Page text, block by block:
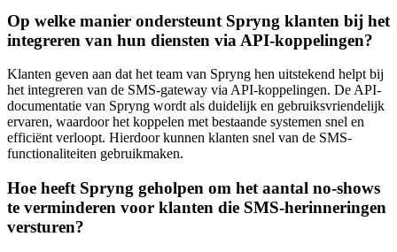
Op welke manier ondersteunt Spryng klanten bij het
integreren van hun diensten via API-koppelingen?
Klanten geven aan dat het team van Spryng hen uitstekend helpt bij
het integreren van de SMS-gateway via API-koppelingen. De API-
documentatie van Spryng wordt als duidelijk en gebruiksvriendelijk
ervaren, waardoor het koppelen met bestaande systemen snel en
efficiënt verloopt. Hierdoor kunnen klanten snel van de SMS-
functionaliteiten gebruikmaken.
Hoe heeft Spryng geholpen om het aantal no-shows
te verminderen voor klanten die SMS-herinneringen
versturen?